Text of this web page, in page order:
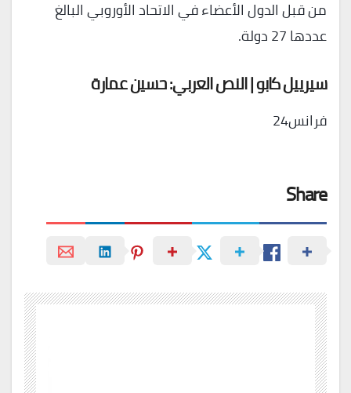
من قبل الدول الأعضاء في الاتحاد الأوروبي البالغ
عددها 27 دولة.
سيرييل كابو | النص العربي: حسين عمارة
فرانس24
Share